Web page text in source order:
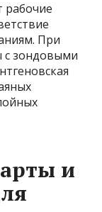
При
с зондовыми
и